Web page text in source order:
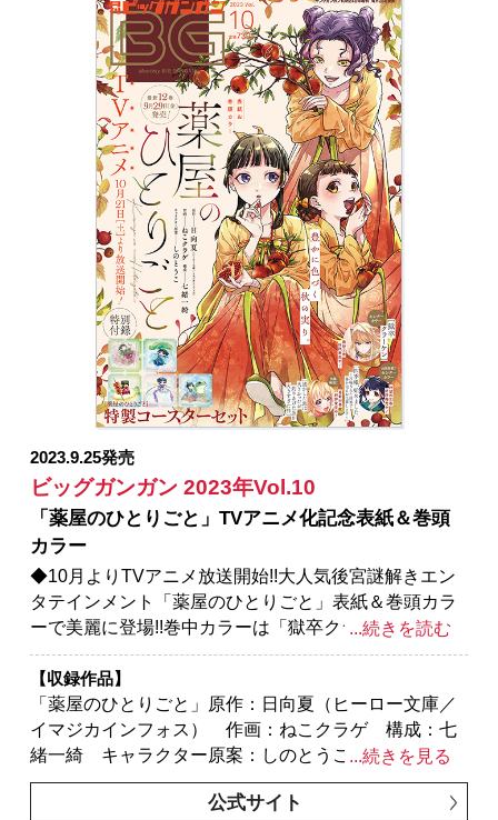
チ キャラクター原案：神奈月昇／「ひきこまり吸血
姫の悶々」原作：小林湖底（GA文庫／ＳＢクリエイテ
ィブ刊） キャラクター原案・漫画：りいちゅ／「ス
ーパーの裏でヤニ吸うふたり」地主／「ロクレイ -天成
市りんね区役所第六感部助霊課活動記-」地主／「後宮
灼姫伝～妹の身代わりをしていたら、いつの間にか皇
帝や将軍に寵愛されています～」原作：榛名丼・春野
薫久 漫画：さくみね／「モスクワ2160」原作：蝸牛
くも(GA文庫/SBクリエイティブ刊) 作画：関根光太
郎 キャラクター原案：神奈月昇／「スター・ウォー
ズ：マンダロリアン」監修：ルーカスフィルム 原
案：ウォルト・ディズニー・カンパニー 漫画：大沢
祐輔／「獄卒クラーケン」原作：タカヒロ 作画：戸
流ケイ／「シノハユ」原作：小林立 作画：五十嵐あ
ぐり／「怜-Toki-」原案：小林立 漫画：めきめき／
「ハイスコアガール DASH」押切蓮介／「俺より弱い
やつに会いに行く」押切蓮介／「SHIORI
EXPERIENCE ジミなわたしとヘンなおじさん」長田
悠幸 町田一八／「父は英雄、母は精霊、娘の私は転
生者。」原作：松浦（カドカワBOOKS） 作画：大堀
ユタカ キャラクター原案：keepout／「君に二度目の
さよならを。」原作：タナカトモ 作画：蛸川蛸丸／
「結婚指輪物語」めいびい
2023.9.25発売
ビッグガンガン 2023年Vol.10
「薬屋のひとりごと」TVアニメ化記念表紙＆巻頭
カラー
◆10月よりTVアニメ放送開始!!大人気後宮謎解きエン
タテインメント「薬屋のひとりごと」表紙＆巻頭カラ
ーで美麗に登場!!巻中カラーは「獄卒クラーケン」、マ
ンガUP！より出張掲載「四季姫、始めました～召喚さ
れた世界で春を司るお仕事します～」２作品!!
※紙で発行した雑誌と、掲載内容が一部異なる場合が
ございます。特別付録はついておりません。またプレ
ゼント、アンケートなどへの応募はできません。
※表紙は紙で発行した雑誌と同一のものです。
...続きを読む
【収録作品】
「薬屋のひとりごと」原作：日向夏（ヒーロー文庫／
イマジカインフォス） 作画：ねこクラゲ 構成：七
緒一綺 キャラクター原案：しのとうこ／「ゴブリン
スレイヤー」原作：蝸牛くも（GA文庫／ＳＢクリエイ
ティブ刊） 作画：黒瀬浩介 キャラクター原案：神
...続きを見る
公式サイト